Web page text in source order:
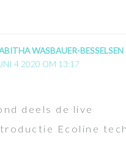
WASBAUER-BESSELSEN
4 2020 OM 13:17
deels de live
Ecoline